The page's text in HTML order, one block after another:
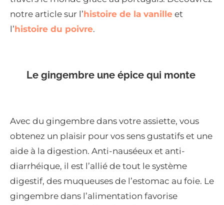
notre article sur l’histoire de la vanille et
l’histoire du poivre.
Le gingembre une épice qui monte
Avec du gingembre dans votre assiette, vous
obtenez un plaisir pour vos sens gustatifs et une
aide à la digestion. Anti-nauséeux et anti-
diarrhéique, il est l’allié de tout le système
digestif, des muqueuses de l’estomac au foie. Le
gingembre dans l’alimentation favorise